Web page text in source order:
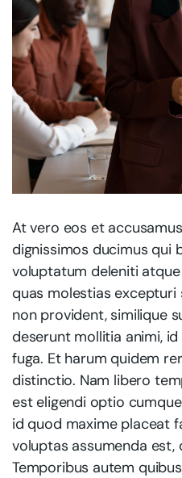
At vero eos et
dignissimos ducimus qui
voluptatum deleniti
quas molestias
non provident, similique
deserunt mollitia animi,
fuga. Et harum quidem
distinctio. Nam libero
est eligendi optio
id quod maxime placeat
voluptas assumenda est,
Temporibus autem